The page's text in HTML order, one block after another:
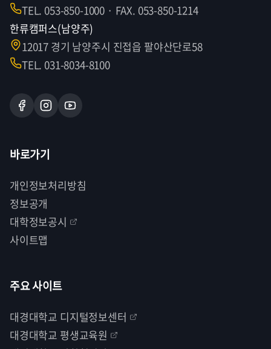
TEL. 053-850-1000 · FAX. 053-850-1214
한류캠퍼스(남양주)
12017 경기 남양주시 진접읍 팔야산단로58
TEL. 031-8034-8100
바로가기
개인정보처리방침
정보공개
대학정보공시
사이트맵
주요 사이트
대경대학교 디지털정보센터
대경대학교 평생교육원